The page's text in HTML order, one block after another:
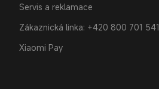
Servis a reklamace
Zákaznická linka: +420 800 701 541
Xiaomi Pay